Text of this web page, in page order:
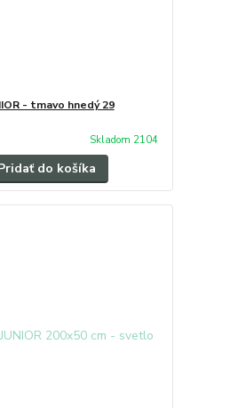
- tmavo hnedý 29
Skladom 2104
do košíka